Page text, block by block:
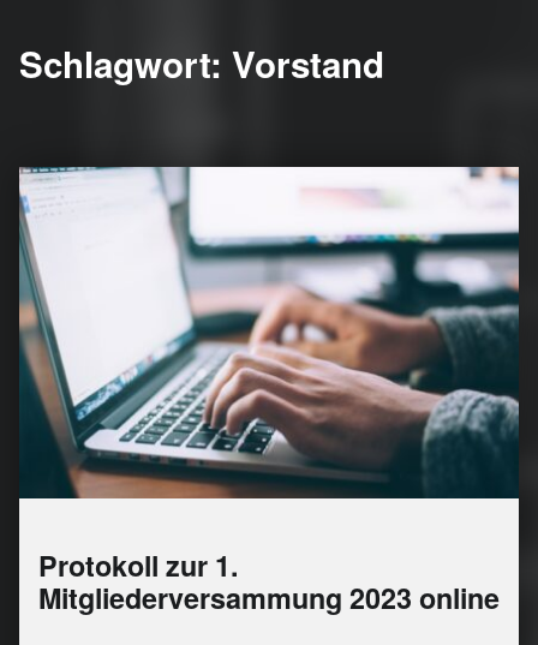
Schlagwort: Vorstand
Protokoll zur 1.
Mitgliederversammung 2023 online